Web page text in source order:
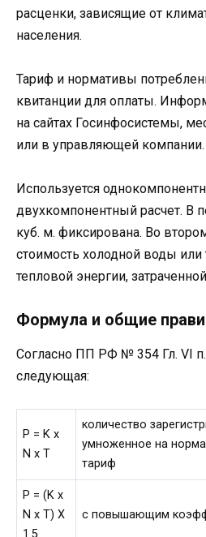
расценки, зависящие от
населения.
Тариф и нормативы
квитанции для оплаты.
на сайтах Госинфосистемы,
или в управляющей компании.
Используется
двухкомпонентный расчет. В
куб. м. фиксирована. Во
стоимость холодной воды или
тепловой энергии,
Формула и общие
Согласно ПП РФ № 354 Гл. VI
следующая:
P = K x
N x T
количество
умноженное на
тариф
P = (K x
N x T) Х
с повышающим